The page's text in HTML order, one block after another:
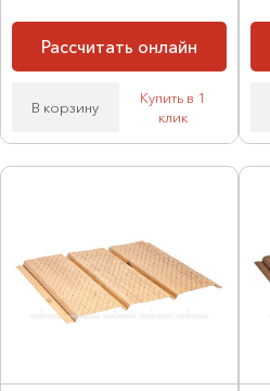
Рассчитать онлайн
В корзину
Купить в 1
клик